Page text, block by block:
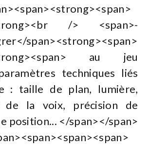
/> <span>-
span><strong><span>
strong><span> au jeu
techniques liés
: taille de plan, lumière,
de la voix, précision de
position... </span></span>